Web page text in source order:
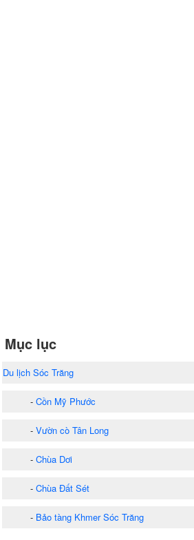
Mục lục
Du lịch Sóc Trăng
- Cồn Mỹ Phước
- Vườn cò Tân Long
- Chùa Dơi
- Chùa Đất Sét
- Bảo tàng Khmer Sóc Trăng